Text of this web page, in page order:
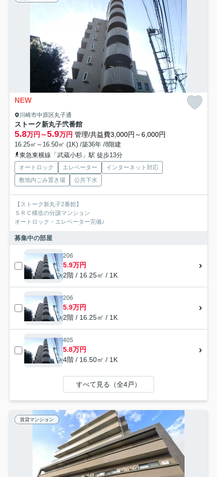
NEW
川崎市中原区丸子通
ストーク新丸子弐番館
5.8万円～5.9万円 管理/共益費3,000円～6,000円
16.25㎡～16.50㎡ (1K) /築36年 /8階建
東急東横線「武蔵小杉」駅 徒歩13分
オートロック エレベーター
インターネット対応
敷地内ごみ置き場
公共下水
【ストーク新丸子2番館】
ＳＲＣ構造の分譲マンション
オートロック・エレベーター完備♪
募集中の部屋
206
5.9万円
2階 / 16.25㎡ / 1K
206
5.9万円
2階 / 16.25㎡ / 1K
405
5.8万円
4階 / 16.50㎡ / 1K
すべて見る（全4戸）
賃貸マンション